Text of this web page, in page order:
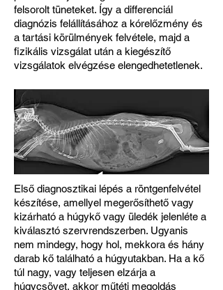
felsorolt tüneteket. Így a differenciál
diagnózis felállításához a kórelőzmény és
a tartási körülmények felvétele, majd a
fizikális vizsgálat után a kiegészítő
vizsgálatok elvégzése elengedhetetlenek.
Első diagnosztikai lépés a röntgenfelvétel
készítése, amellyel megerősíthető vagy
kizárható a húgykő vagy üledék jelenléte a
kiválasztó szervrendszerben. Ugyanis
nem mindegy, hogy hol, mekkora és hány
darab kő található a húgyutakban. Ha a kő
túl nagy, vagy teljesen elzárja a
húgycsövet, akkor műtéti megoldás